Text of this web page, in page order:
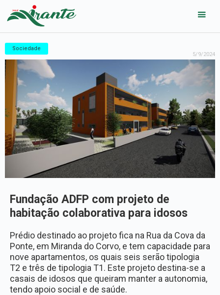
Sociedade
5/9/2024
Fundação ADFP com projeto de
habitação colaborativa para idosos
Prédio destinado ao projeto fica na Rua da Cova da
Ponte, em Miranda do Corvo, e tem capacidade para
nove apartamentos, os quais seis serão tipologia
T2 e três de tipologia T1. Este projeto destina-se a
casais de idosos que queiram manter a autonomia,
tendo apoio social e de saúde.